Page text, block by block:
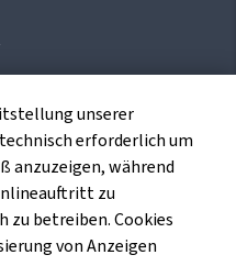
ein
die europäischen
unserer
erforderlich um
anzuzeigen, während
zu
zu betreiben. Cookies
von Anzeigen